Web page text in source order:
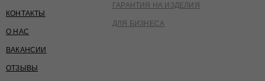
ГАРАНТИЯ НА ИЗДЕЛИЯ
ДЛЯ БИЗНЕСА
КОНТАКТЫ
О НАС
ОТЗЫВЫ
ВАКАНСИИ